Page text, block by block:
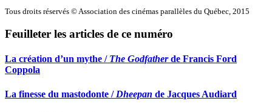
Tous droits réservés © Association des cinémas parallèles du Québec, 2015
Feuilleter les articles de ce numéro
La création d’un mythe / The Godfatherde Francis Ford
Coppola
La finesse du mastodonte / Dheepan de Jacques Audiard